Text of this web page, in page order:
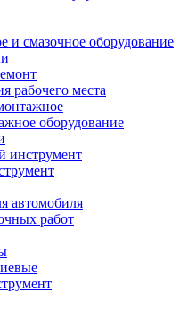
и смазочное оборудование
рабочего места
оборудование
инструмент
автомобиля
работ